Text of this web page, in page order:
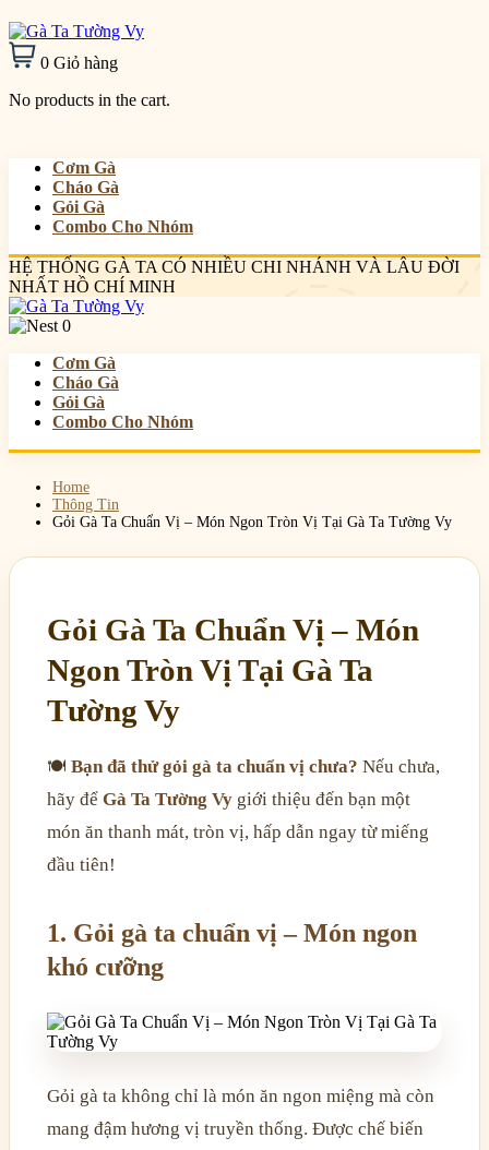
0 Giỏ hàng
No products in the cart.
Cơm Gà
Cháo Gà
Gỏi Gà
Combo Cho Nhóm
HỆ THỐNG GÀ TA CÓ NHIỀU CHI NHÁNH VÀ LÂU ĐỜI
NHẤT HỒ CHÍ MINH
0
Cơm Gà
Cháo Gà
Gỏi Gà
Combo Cho Nhóm
Home
Thông Tin
Gỏi Gà Ta Chuẩn Vị – Món Ngon Tròn Vị Tại Gà Ta Tường Vy
Gỏi Gà Ta Chuẩn Vị – Món
Ngon Tròn Vị Tại Gà Ta
Tường Vy
🍽 Bạn đã thử gỏi gà ta chuẩn vị chưa? Nếu chưa,
hãy để Gà Ta Tường Vy giới thiệu đến bạn một
món ăn thanh mát, tròn vị, hấp dẫn ngay từ miếng
đầu tiên!
1. Gỏi gà ta chuẩn vị – Món ngon
khó cưỡng
Gỏi gà ta không chỉ là món ăn ngon miệng mà còn
mang đậm hương vị truyền thống. Được chế biến